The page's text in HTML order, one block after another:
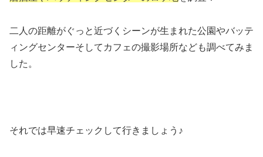
二人の距離がぐっと近づくシーンが生まれた公園やバッテ
ィングセンターそしてカフェの撮影場所なども調べてみま
した。
それでは早速チェックして行きましょう♪